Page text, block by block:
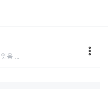
읽음 ...